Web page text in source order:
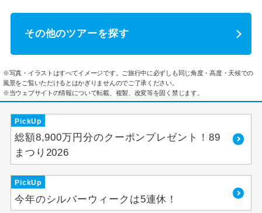
その他のツアーを探す
※写真・イラストはすべてイメージです。ご旅行中に必ずしも同じ角度・高度・天候での
風景をご覧いただけるとはかぎりませんのでご了承ください。
※当ウェブサイトの情報について転載、複製、改変等を固く禁じます。
PickUp
総額8,900万円分のクーポンプレゼント！89
まつり2026
PickUp
今年のシルバーウィークは5連休！